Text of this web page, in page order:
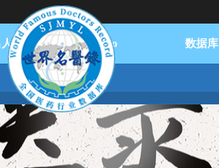
播报 logo 数据库